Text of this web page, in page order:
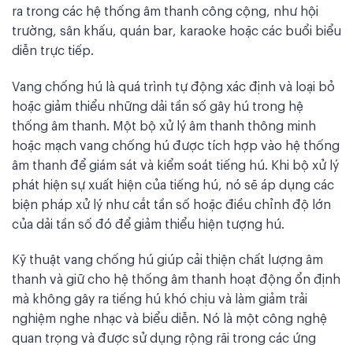
ra trong các hệ thống âm thanh công cộng, như hội
trường, sân khấu, quán bar, karaoke hoặc các buổi biểu
diễn trực tiếp.
Vang chống hú là quá trình tự động xác định và loại bỏ
hoặc giảm thiểu những dải tần số gây hú trong hệ
thống âm thanh. Một bộ xử lý âm thanh thông minh
hoặc mạch vang chống hú được tích hợp vào hệ thống
âm thanh để giám sát và kiểm soát tiếng hú. Khi bộ xử lý
phát hiện sự xuất hiện của tiếng hú, nó sẽ áp dụng các
biện pháp xử lý như cắt tần số hoặc điều chỉnh độ lớn
của dải tần số đó để giảm thiểu hiện tượng hú.
Kỹ thuật vang chống hú giúp cải thiện chất lượng âm
thanh và giữ cho hệ thống âm thanh hoạt động ổn định
mà không gây ra tiếng hú khó chịu và làm giảm trải
nghiệm nghe nhạc và biểu diễn. Nó là một công nghệ
quan trọng và được sử dụng rộng rãi trong các ứng